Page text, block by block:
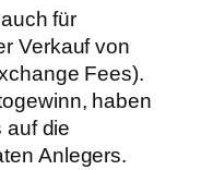
für
Verkauf von
Fees).
haben
auf die
Anlegers.